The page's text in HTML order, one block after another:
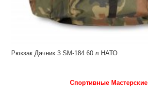
Рюкзак Дачник 3 SM-184 60 л НАТО
Спортивные Мастерские